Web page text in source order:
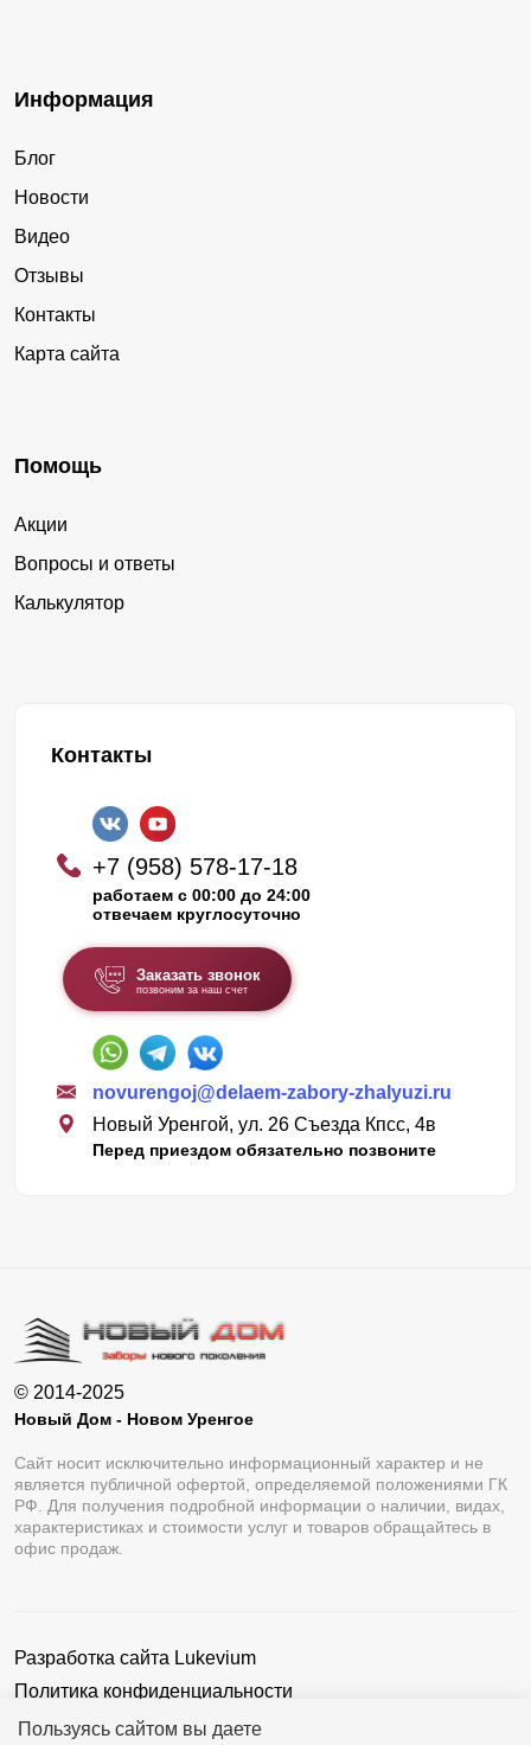
Пользуясь сайтом вы даете
Информация
Блог
Новости
Видео
Отзывы
Контакты
Карта сайта
Помощь
Акции
Вопросы и ответы
Калькулятор
Контакты
+7 (958) 578-17-18
работаем с 00:00 до 24:00
отвечаем круглосуточно
Заказать звонок
позвоним за наш счет
novurengoj@delaem-zabory-zhalyuzi.ru
Новый Уренгой, ул. 26 Съезда Кпсс, 4в
Перед приездом обязательно позвоните
© 2014-2025
Новый Дом - Новом Уренгое
Сайт носит исключительно информационный характер и не
является публичной офертой, определяемой положениями ГК
РФ. Для получения подробной информации о наличии, видах,
характеристиках и стоимости услуг и товаров обращайтесь в
офис продаж.
Разработка сайта Lukevium
Политика конфиденциальности
Пользовательское соглашение